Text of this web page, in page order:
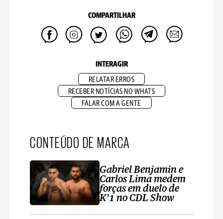
COMPARTILHAR
INTERAGIR
RELATAR ERROS
RECEBER NOTÍCIAS NO WHATS
FALAR COM A GENTE
CONTEÚDO DE MARCA
Gabriel Benjamin e
Carlos Lima medem
forças em duelo de
K’1 no CDL Show